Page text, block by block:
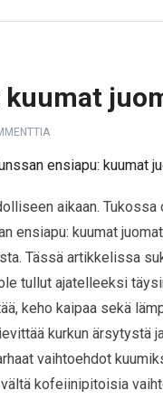
kuumat
aikaan.
ensiapu: kuumat
Tässä artikkelissa
tullut ajatelleeksi
keho kaipaa sekä
kurkun ärsytystä
vaihtoehdot
kofeiinipitoisia